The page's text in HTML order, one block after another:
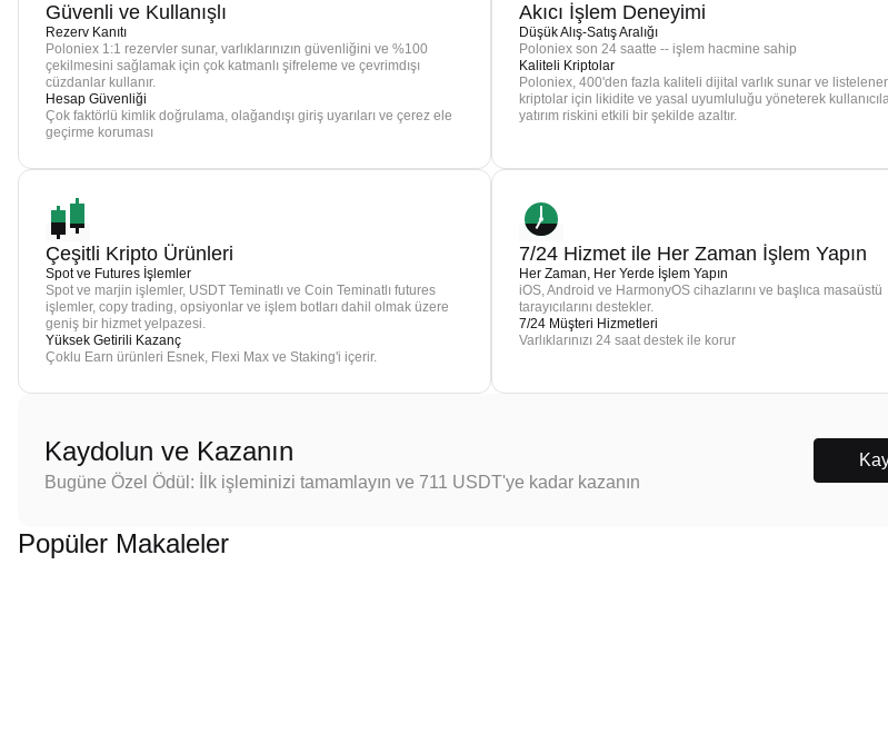
Güvenli ve Kullanışlı
Rezerv Kanıtı
Poloniex 1:1 rezervler sunar, varlıklarınızın güvenliğini ve %100
çekilmesini sağlamak için çok katmanlı şifreleme ve çevrimdışı
cüzdanlar kullanır.
Hesap Güvenliği
Çok faktörlü kimlik doğrulama, olağandışı giriş uyarıları ve çerez ele
geçirme koruması
Akıcı İşlem Deneyimi
Düşük Alış-Satış Aralığı
Poloniex son 24 saatte -- işlem hacmine sahip
Kaliteli Kriptolar
Poloniex, 400'den fazla kaliteli dijital varlık sunar ve
kriptolar için likidite ve yasal uyumluluğu yöneterek
yatırım riskini etkili bir şekilde azaltır.
Çeşitli Kripto Ürünleri
Spot ve Futures İşlemler
Spot ve marjin işlemler, USDT Teminatlı ve Coin Teminatlı futures
işlemler, copy trading, opsiyonlar ve işlem botları dahil olmak üzere
geniş bir hizmet yelpazesi.
Yüksek Getirili Kazanç
Çoklu Earn ürünleri Esnek, Flexi Max ve Staking'i içerir.
7/24 Hizmet ile Her Zaman İşlem Yapın
Her Zaman, Her Yerde İşlem Yapın
iOS, Android ve HarmonyOS cihazlarını ve başlıca masaüstü
tarayıcılarını destekler.
7/24 Müşteri Hizmetleri
Varlıklarınızı 24 saat destek ile korur
Kaydolun ve Kazanın
Bugüne Özel Ödül: İlk işleminizi tamamlayın ve 711 USDT'ye kadar kazanın
Popüler Makaleler